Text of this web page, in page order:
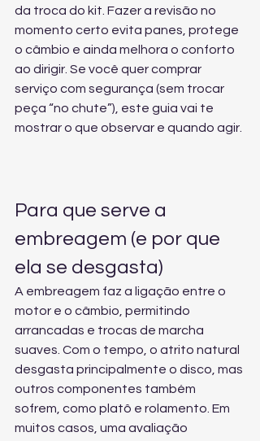
da troca do kit. Fazer a revisão no
momento certo evita panes, protege
o câmbio e ainda melhora o conforto
ao dirigir. Se você quer comprar
serviço com segurança (sem trocar
peça “no chute”), este guia vai te
mostrar o que observar e quando agir.
Para que serve a
embreagem (e por que
ela se desgasta)
A embreagem faz a ligação entre o
motor e o câmbio, permitindo
arrancadas e trocas de marcha
suaves. Com o tempo, o atrito natural
desgasta principalmente o disco, mas
outros componentes também
sofrem, como platô e rolamento. Em
muitos casos, uma avaliação